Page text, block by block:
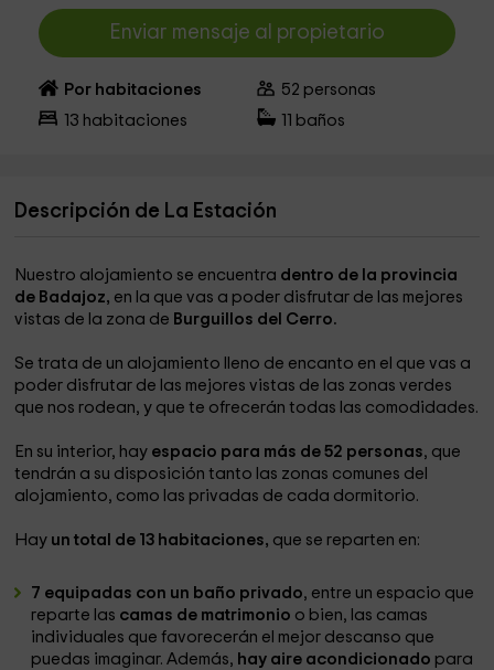
Enviar mensaje al propietario
Por habitaciones 52 personas
13 habitaciones baños
Descripción de La Estación
Nuestro alojamiento se encuentra dentro de la provincia
de Badajoz, en la que vas a poder disfrutar de las mejores
vistas de la zona de Burguillos del Cerro.
Se trata de un alojamiento lleno de encanto en el que vas a
poder disfrutar de las mejores vistas de las zonas verdes
que nos rodean, y que te ofrecerán todas las comodidades.
En su interior, hay espacio para más de 52 personas, que
tendrán a su disposición tanto las zonas comunes del
alojamiento, como las privadas de cada dormitorio.
Hay un total de 13 habitaciones, que se reparten en:
7 equipadas con un baño privado, entre un espacio que
reparte las camas de matrimonio o bien, las camas
individuales que favorecerán el mejor descanso que
puedas imaginar. Además, hay aire acondicionado para